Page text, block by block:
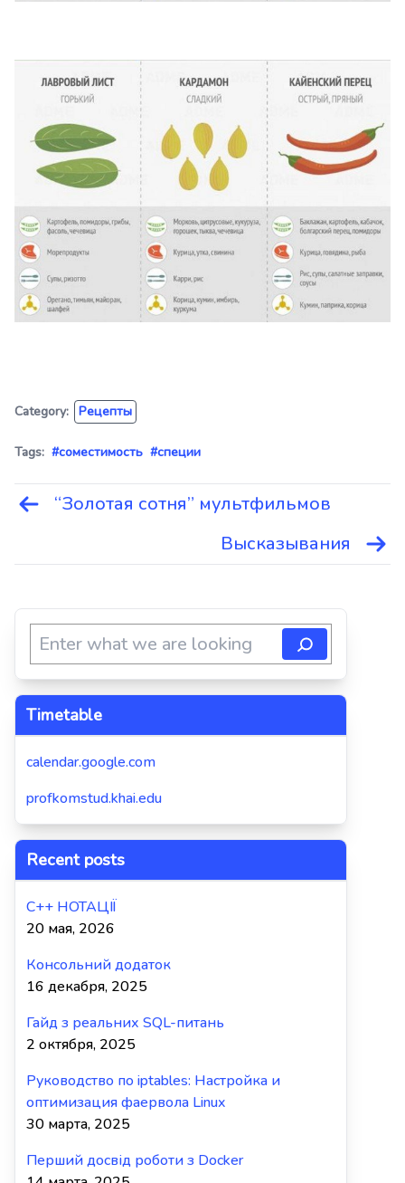
Category: Рецепты
Tags: #соместимость #специи
Навигация
“Золотая сотня” мультфильмов
Высказывания
Timetable
calendar.google.com
profkomstud.khai.edu
Recent posts
C++ НОТАЦІЇ
20 мая, 2026
Консольний додаток
16 декабря, 2025
Гайд з реальних SQL-питань
2 октября, 2025
Руководство по iptables: Настройка и
оптимизация фаервола Linux
30 марта, 2025
Перший досвід роботи з Docker